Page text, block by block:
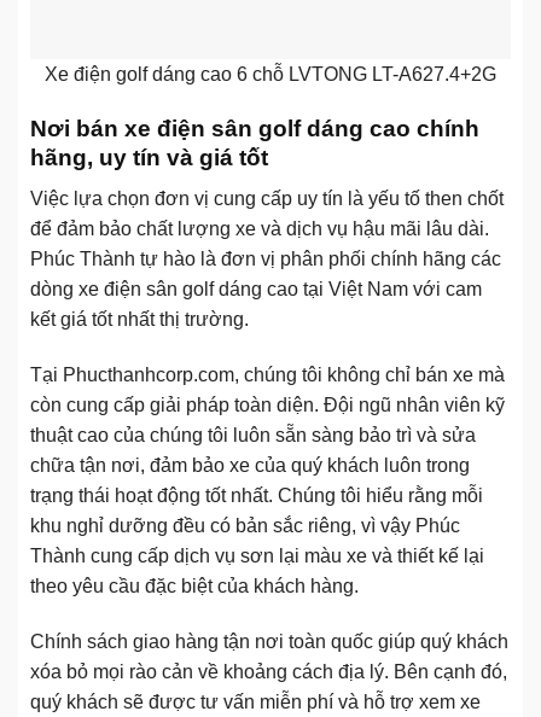
Xe điện golf dáng cao 6 chỗ LVTONG LT-A627.4+2G
Nơi bán xe điện sân golf dáng cao chính
hãng, uy tín và giá tốt
Việc lựa chọn đơn vị cung cấp uy tín là yếu tố then chốt
để đảm bảo chất lượng xe và dịch vụ hậu mãi lâu dài.
Phúc Thành tự hào là đơn vị phân phối chính hãng các
dòng xe điện sân golf dáng cao tại Việt Nam với cam
kết giá tốt nhất thị trường.
Tại Phucthanhcorp.com, chúng tôi không chỉ bán xe mà
còn cung cấp giải pháp toàn diện. Đội ngũ nhân viên kỹ
thuật cao của chúng tôi luôn sẵn sàng bảo trì và sửa
chữa tận nơi, đảm bảo xe của quý khách luôn trong
trạng thái hoạt động tốt nhất. Chúng tôi hiểu rằng mỗi
khu nghỉ dưỡng đều có bản sắc riêng, vì vậy Phúc
Thành cung cấp dịch vụ sơn lại màu xe và thiết kế lại
theo yêu cầu đặc biệt của khách hàng.
Chính sách giao hàng tận nơi toàn quốc giúp quý khách
xóa bỏ mọi rào cản về khoảng cách địa lý. Bên cạnh đó,
quý khách sẽ được tư vấn miễn phí và hỗ trợ xem xe